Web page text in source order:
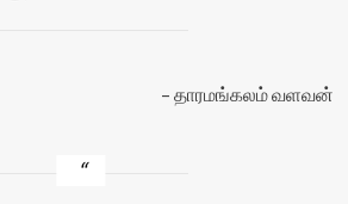
தாரமங்கலம் வளவன்